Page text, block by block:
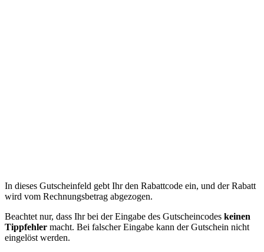
In dieses Gutscheinfeld gebt Ihr den Rabattcode ein, und der Rabatt
wird vom Rechnungsbetrag abgezogen.
Beachtet nur, dass Ihr bei der Eingabe des Gutscheincodes keinen
Tippfehler macht. Bei falscher Eingabe kann der Gutschein nicht
eingelöst werden.